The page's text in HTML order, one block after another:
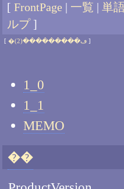
[ FrontPage | 一覧 | 単
ルプ]
[ �ڡ���������(2) ]
1_0
1_1
MEMO
��